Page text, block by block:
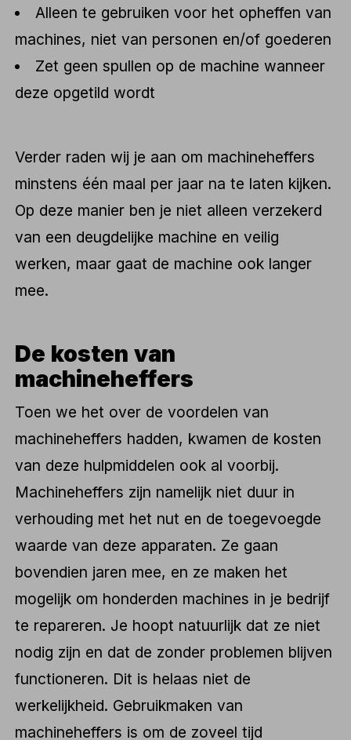
Alleen te gebruiken voor het opheffen van
machines, niet van personen en/of goederen
Zet geen spullen op de machine wanneer
deze opgetild wordt
Verder raden wij je aan om machineheffers
minstens één maal per jaar na te laten kijken.
Op deze manier ben je niet alleen verzekerd
van een deugdelijke machine en veilig
werken, maar gaat de machine ook langer
mee.
De kosten van
machineheffers
Toen we het over de voordelen van
machineheffers hadden, kwamen de kosten
van deze hulpmiddelen ook al voorbij.
Machineheffers zijn namelijk niet duur in
verhouding met het nut en de toegevoegde
waarde van deze apparaten. Ze gaan
bovendien jaren mee, en ze maken het
mogelijk om honderden machines in je bedrijf
te repareren. Je hoopt natuurlijk dat ze niet
nodig zijn en dat de zonder problemen blijven
functioneren. Dit is helaas niet de
werkelijkheid. Gebruikmaken van
machineheffers is om de zoveel tijd